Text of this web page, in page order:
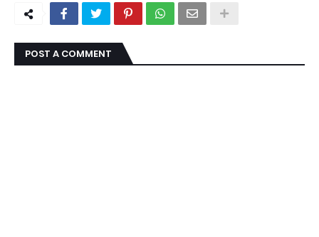
POST A COMMENT